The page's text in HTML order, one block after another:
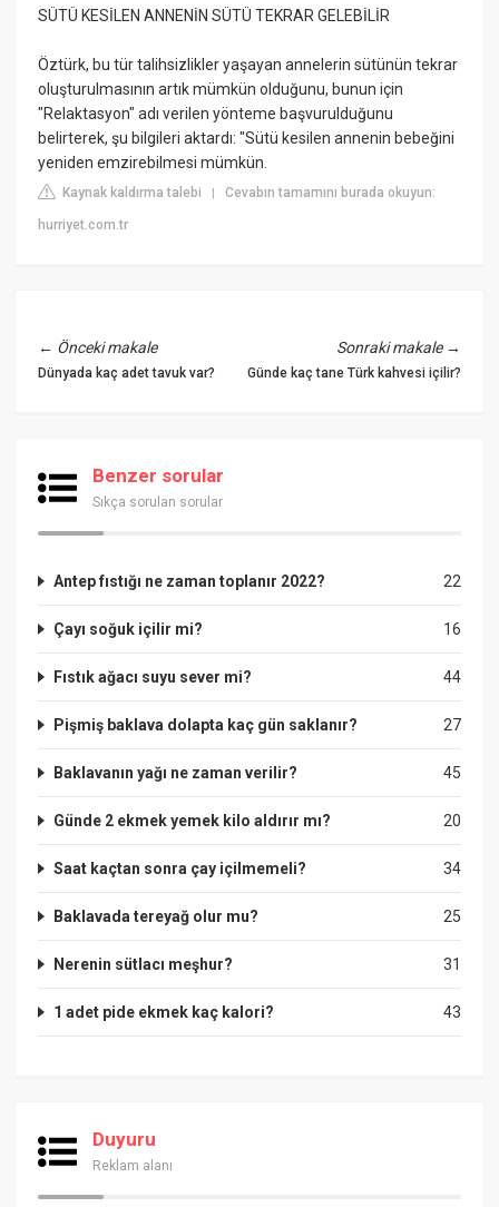
SÜTÜ KESİLEN ANNENİN SÜTÜ TEKRAR GELEBİLİR
Öztürk, bu tür talihsizlikler yaşayan annelerin sütünün tekrar
oluşturulmasının artık mümkün olduğunu, bunun için
"Relaktasyon" adı verilen yönteme başvurulduğunu
belirterek, şu bilgileri aktardı: "Sütü kesilen annenin bebeğini
yeniden emzirebilmesi mümkün.
Kaynak kaldırma talebi |Cevabın tamamını burada okuyun:
hurriyet.com.tr
← Önceki makale
Dünyada kaç adet tavuk var?
Sonraki makale→
Günde kaç tane Türk kahvesi içilir?
Benzer sorular
Sıkça sorulan sorular
22
Antep fıstığı ne zaman toplanır 2022?
16
Çayı soğuk içilir mi?
44
Fıstık ağacı suyu sever mi?
27
Pişmiş baklava dolapta kaç gün saklanır?
45
Baklavanın yağı ne zaman verilir?
20
Günde 2 ekmek yemek kilo aldırır mı?
34
Saat kaçtan sonra çay içilmemeli?
25
Baklavada tereyağ olur mu?
31
Nerenin sütlacı meşhur?
43
1 adet pide ekmek kaç kalori?
Duyuru
Reklam alanı